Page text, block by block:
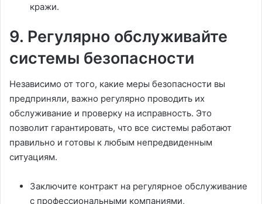
кражи.
9. Регулярно обслуживайте
системы безопасности
Независимо от того, какие меры безопасности вы
предприняли, важно регулярно проводить их
обслуживание и проверку на исправность. Это
позволит гарантировать, что все системы работают
правильно и готовы к любым непредвиденным
ситуациям.
Заключите контракт на регулярное обслуживание
с профессиональными компаниями,